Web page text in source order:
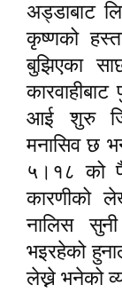
अड्डाबाट
कृष्णको
बुझिएका
आई शुरु
मनासिव छ
५।१८ को
कारणीको
नालिस
भइरहेको
लेख्ने भनेको